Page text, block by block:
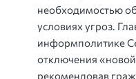
необходимостью
условиях угроз.
информполитике
отключения
рекомендовав